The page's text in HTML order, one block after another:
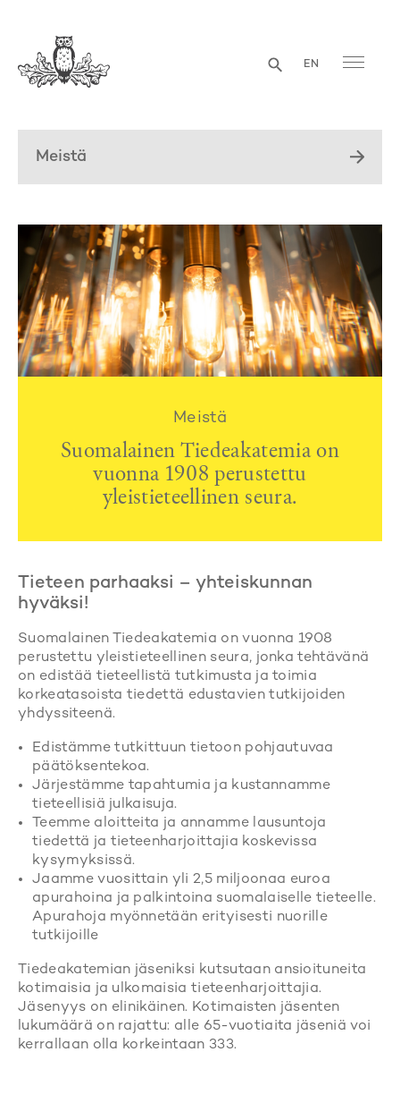
EN
Meistä
Meistä
Suomalainen Tiedeakatemia on
vuonna 1908 perustettu
yleistieteellinen seura.
Tieteen parhaaksi – yhteiskunnan
hyväksi!
Suomalainen Tiedeakatemia on vuonna 1908
perustettu yleistieteellinen seura, jonka tehtävänä
on edistää tieteellistä tutkimusta ja toimia
korkeatasoista tiedettä edustavien tutkijoiden
yhdyssiteenä.
Edistämme tutkittuun tietoon pohjautuvaa
päätöksentekoa.
Järjestämme tapahtumia ja kustannamme
tieteellisiä julkaisuja.
Teemme aloitteita ja annamme lausuntoja
tiedettä ja tieteenharjoittajia koskevissa
kysymyksissä.
Jaamme vuosittain yli 2,5 miljoonaa euroa
apurahoina ja palkintoina suomalaiselle tieteelle.
Apurahoja myönnetään erityisesti nuorille
tutkijoille
Tiedeakatemian jäseniksi kutsutaan ansioituneita
kotimaisia ja ulkomaisia tieteenharjoittajia.
Jäsenyys on elinikäinen. Kotimaisten jäsenten
lukumäärä on rajattu: alle 65-vuotiaita jäseniä voi
kerrallaan olla korkeintaan 333.